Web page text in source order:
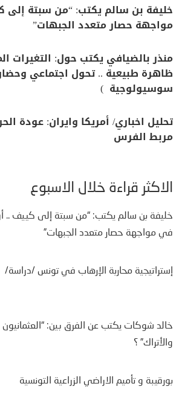
خليفة بن سالم يكتب: “من سبتة إلى
مواجهة حصار متعدد الجبهات”
منذر بالضيافي يكتب حول: التغيرات
ظاهرة طبيعية .. تحول اجتماعي
سوسيولوجية )
تحليل اخباري/ أمريكا وايران: عودة
مربط الفرس
الأكثر قراءة خلال الأسبوع
خليفة بن سالم يكتب: “من سبتة إلى كييف ..
في مواجهة حصار متعدد الجبهات”
إستراتيجية محاربة الإرهاب في تونس /دراسة/
خالد شوكات يكتب عن الفرق بين: “العثمانيون
والأتراك” ؟
بورقيبة و تأميم الاراضي الزراعية التونسية